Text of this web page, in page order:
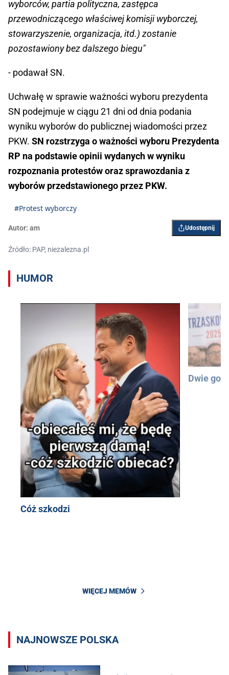
wyborców, partia polityczna, zastępca
przewodniczącego właściwej komisji wyborczej,
stowarzyszenie, organizacja, itd.) zostanie
pozostawiony bez dalszego biegu"
- podawał SN.
Uchwałę w sprawie ważności wyboru prezydenta
SN podejmuje w ciągu 21 dni od dnia podania
wyniku wyborów do publicznej wiadomości przez
PKW. SN rozstrzyga o ważności wyboru Prezydenta
RP na podstawie opinii wydanych w wyniku
rozpoznania protestów oraz sprawozdania z
wyborów przedstawionego przez PKW.
#Protest wyborczy
Autor: am Udostępnij
Źródło: PAP, niezalezna.pl
HUMOR
Cóż szkodzi
Dwie
WIĘCEJ MEMÓW
NAJNOWSZE POLSKA